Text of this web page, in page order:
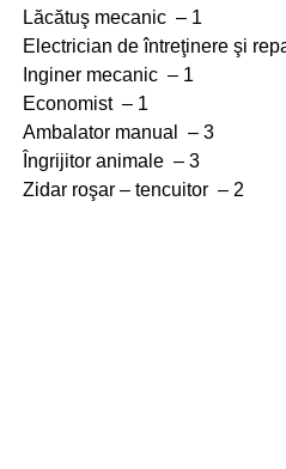
Lăcătuş mecanic – 1
Electrician de întreţinere şi
Inginer mecanic – 1
Economist – 1
Ambalator manual – 3
Îngrijitor animale – 3
Zidar roşar – tencuitor – 2